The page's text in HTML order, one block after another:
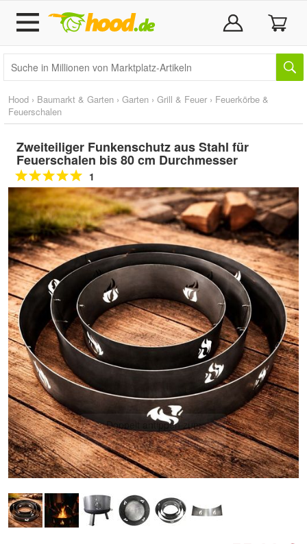
Hood › Baumarkt & Garten › Garten › Grill & Feuer › Feuerkörbe &
Feuerschalen
Zweiteiliger Funkenschutz aus Stahl für
Feuerschalen bis 80 cm Durchmesser
1
Doppelt antippen zum
vergrößern